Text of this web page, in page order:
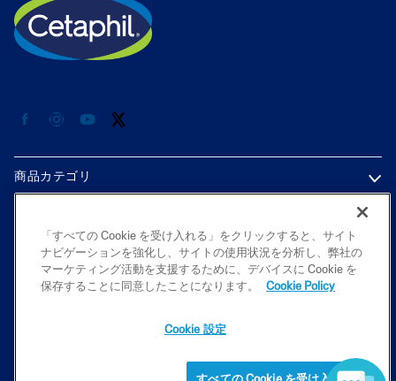
商品カテゴリ
プライバシーポリシー
2026 Galderma K.K. All rights reserved. All trademarks are the property
「すべての Cookie を受け入れる」をクリックすると、サイト
ナビゲーションを強化し、サイトの使用状況を分析し、弊社の
マーケティング活動を支援するために、デバイスに Cookie を
保存することに同意したことになります。
Cookie Policy
Cookie 設定